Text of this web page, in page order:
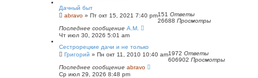
Дачный быт
abravo » Пт окт 15, 2021 7:40 pm151 Ответы
26688 Просмотры
Последнее сообщение А.М.
Чт июл 30, 2026 5:01 am
Сестрорецкие дачи и не только
Григорий » Пн окт 11, 2010 10:40 am1972 Ответы
606902 Просмотры
Последнее сообщение abravo
Ср июл 29, 2026 8:48 pm